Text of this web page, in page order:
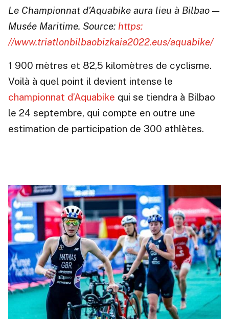
Le Championnat d’Aquabike aura lieu à Bilbao —
Musée Maritime. Source: https:
//www.triatlonbilbaobizkaia2022.eus/aquabike/
1 900 mètres et 82,5 kilomètres de cyclisme.
Voilà à quel point il devient intense le
championnat d’Aquabike qui se tiendra à Bilbao
le 24 septembre, qui compte en outre une
estimation de participation de 300 athlètes.